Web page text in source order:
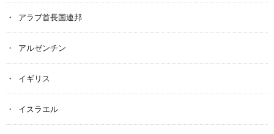
アラブ首長国連邦
アルゼンチン
イギリス
イスラエル